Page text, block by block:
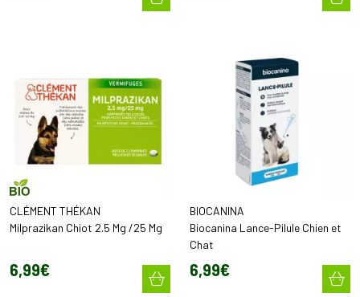
CLÉMENT THÉKAN
Milprazikan Chiot 2.5 Mg /25 Mg
6,99€
BIOCANINA
Biocanina Lance-Pilule Chien et
Chat
6,99€